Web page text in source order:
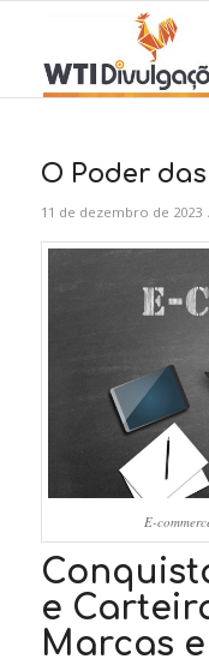
O Poder
11 de dezembro de 2023
E-
e
Marcas